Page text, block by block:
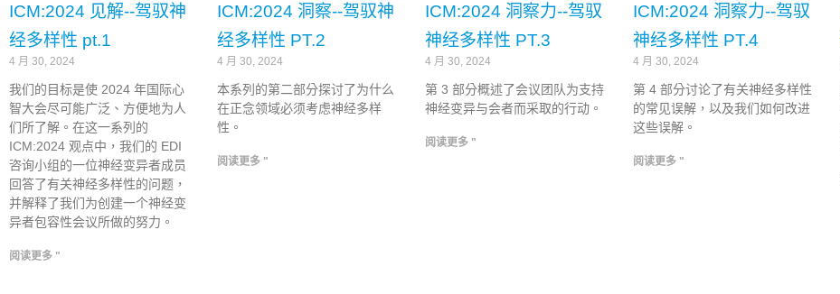
ICM:2024 见解--驾驭神
经多样性 pt.1
4 月 30, 2024
我们的目标是使 2024 年国际心
智大会尽可能广泛、方便地为人
们所了解。在这一系列的
ICM:2024 观点中，我们的 EDI
咨询小组的一位神经变异者成员
回答了有关神经多样性的问题，
并解释了我们为创建一个神经变
异者包容性会议所做的努力。
阅读更多 "
ICM:2024 洞察--驾驭神
经多样性 PT.2
4 月 30, 2024
本系列的第二部分探讨了为什么
在正念领域必须考虑神经多样
性。
阅读更多 "
ICM:2024 洞察力--驾驭
神经多样性 PT.3
4 月 30, 2024
第 3 部分概述了会议团队为支持
神经变异与会者而采取的行动。
阅读更多 "
ICM:2024 洞察力--驾驭
神经多样性 PT.4
4 月 30, 2024
第 4 部分讨论了有关神经多样性
的常见误解，以及我们如何改进
这些误解。
阅读更多 "